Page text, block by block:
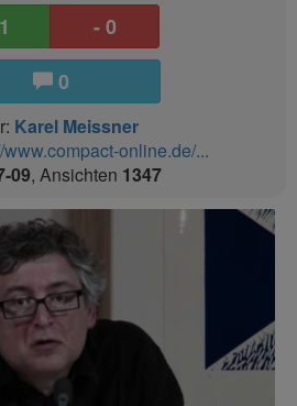
- 0
0
Karel Meissner
www.compact-online.de/...
09, Ansichten 1347